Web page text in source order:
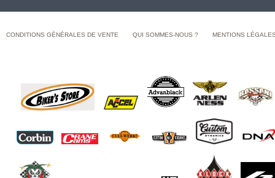
CONDITIONS GÉNÉRALES DE VENTE QUI SOMMES-NOUS ? MENTIONS